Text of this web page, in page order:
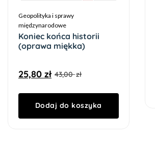
Geopolityka i sprawy
międzynarodowe
Koniec końca historii
(oprawa miękka)
43,00zł
25,80 zł
Dodaj do koszyka